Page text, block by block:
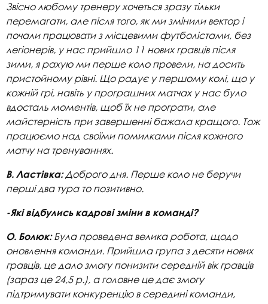
Звісно любому тренеру хочеться зразу тільки
перемагати, але після того, як ми змінили вектор і
почали працювати з місцевими футболістами, без
легіонерів, у нас прийшло 11 нових гравців після
зими, я рахую ми перше коло провели, на досить
пристойному рівні. Що радує у першому колі, що у
кожній грі, навіть у програшних матчах у нас було
вдосталь моментів, щоб їх не програти, але
майстерність при завершенні бажала кращого. Тож
працюємо над своїми помилками після кожного
матчу на тренуваннях.
В. Ластівка:Доброго дня. Перше коло не беручи
перші два тура то позитивно.
-Які відбулись кадрові зміни в команді?
О. Болюк:Була проведена велика робота, щодо
оновлення команди. Прийшла група з десяти нових
гравців, це дало змогу понизити середній вік гравців
(зараз це 24,5 р.), а головне це дає змогу
підтримувати конкуренцію в середині команди,